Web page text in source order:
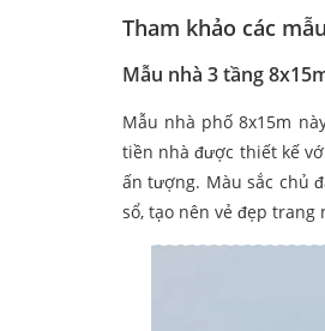
Tham khảo các
Mẫu nhà 3 tầng
Mẫu nhà phố 8x15m
tiền nhà được thiết kế
ấn tượng. Màu sắc chủ
sổ, tạo nên vẻ đẹp trang